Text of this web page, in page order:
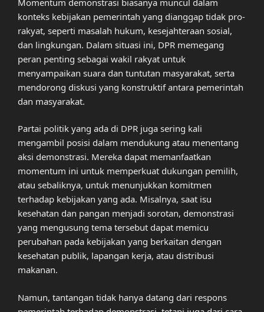
konteks kebijakan pemerintah yang dianggap tidak pro-
rakyat, seperti masalah hukum, kesejahteraan sosial,
dan lingkungan. Dalam situasi ini, DPR memegang
peran penting sebagai wakil rakyat untuk
menyampaikan suara dan tuntutan masyarakat, serta
mendorong diskusi yang konstruktif antara pemerintah
dan masyarakat.
Partai politik yang ada di DPR juga sering kali
mengambil posisi dalam mendukung atau menentang
aksi demonstrasi. Mereka dapat memanfaatkan
momentum ini untuk memperkuat dukungan pemilih,
atau sebaliknya, untuk menunjukkan komitmen
terhadap kebijakan yang ada. Misalnya, saat isu
kesehatan dan pangan menjadi sorotan, demonstrasi
yang mengusung tema tersebut dapat memicu
perubahan pada kebijakan yang berkaitan dengan
kesehatan publik, lapangan kerja, atau distribusi
makanan.
Namun, tantangan tidak hanya datang dari respons